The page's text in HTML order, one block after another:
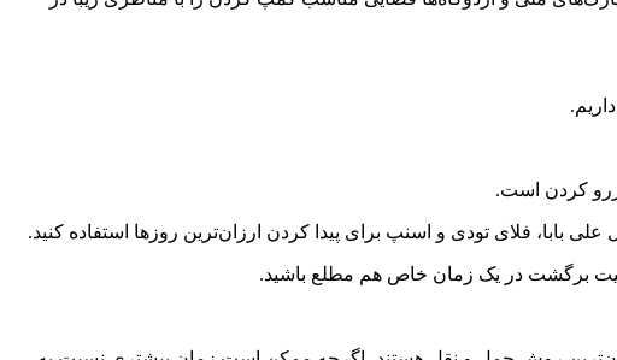
کردن است.
فلای تودی و اسنپ برای پیدا کردن ارزان‌ترین روزها استفاده کنید.
بلیت برگشت در یک زمان خاص هم مطلع باشید.